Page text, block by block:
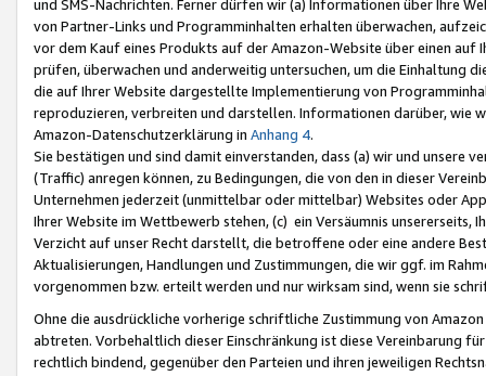
und SMS-Nachrichten. Ferner dürfen wir (a) Informationen über Ihre
von Partner-Links und Programminhalten erhalten überwachen,
vor dem Kauf eines Produkts auf der Amazon-Website über einen
prüfen, überwachen und anderweitig untersuchen, um die Einhaltung
die auf Ihrer Website dargestellte Implementierung von
reproduzieren, verbreiten und darstellen. Informationen darüber, wie
Amazon-Datenschutzerklärung in Anhang 4.
Sie bestätigen und sind damit einverstanden, dass (a) wir und
(Traffic) anregen können, zu Bedingungen, die von den in dieser
Unternehmen jederzeit (unmittelbar oder mittelbar) Websites oder
Ihrer Website im Wettbewerb stehen, (c) ein Versäumnis unsererseits,
Verzicht auf unser Recht darstellt, die betroffene oder eine andere
Aktualisierungen, Handlungen und Zustimmungen, die wir ggf. im
vorgenommen bzw. erteilt werden und nur wirksam sind, wenn sie
Ohne die ausdrückliche vorherige schriftliche Zustimmung von
abtreten. Vorbehaltlich dieser Einschränkung ist diese Vereinbarung
rechtlich bindend, gegenüber den Parteien und ihren jeweiligen